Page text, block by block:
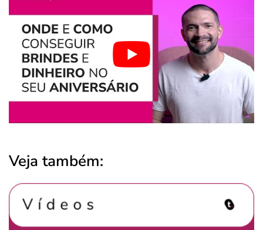
Veja também: